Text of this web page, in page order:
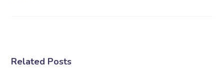
Related Posts